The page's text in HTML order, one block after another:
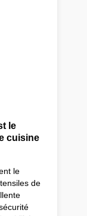
le
cuisine
le
de